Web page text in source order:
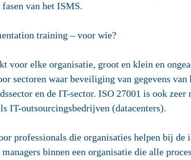
van het ISMS.
training – voor wie?
voor elke organisatie, groot en klein en
sectoren waar beveiliging van gegevens
en de IT-sector. ISO 27001 is ook
IT-outsourcingsbedrijven (datacenters).
professionals die organisaties helpen bij de
binnen een organisatie die alle